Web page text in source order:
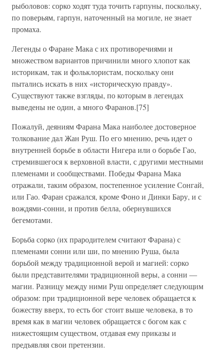
рыболовов: сорко ходят туда точить гарпуны, поскольку,
по поверьям, гарпун, наточенный на могиле, не знает
промаха.
Легенды о Фаране Мака с их противоречиями и
множеством вариантов причинили много хлопот как
историкам, так и фольклористам, поскольку они
пытались искать в них «историческую правду».
Существуют также взгляды, по которым в легендах
выведены не один, а много Фаранов.[75]
Пожалуй, деяниям Фарана Мака наиболее достоверное
толкование дал Жан Руш. По его мнению, речь идет о
внутренней борьбе в области Нигера или о борьбе Гао,
стремившегося к верховной власти, с другими местными
племенами и сообществами. Победы Фарана Мака
отражали, таким образом, постепенное усиление Сонгай,
или Гао. Фаран сражался, кроме Фоно и Динки Бару, и с
вождями-сонни, и против белла, обернувшихся
бегемотами.
Борьба сорко (их прародителем считают Фарана) с
племенами сонни или ши, по мнению Руша, была
борьбой между традиционной верой и магией: сорко
были представителями традиционной веры, а сонни —
магии. Разницу между ними Руш определяет следующим
образом: при традиционной вере человек обращается к
божеству вверх, то есть бог стоит выше человека, в то
время как в магии человек обращается с богом как с
нижестоящим существом, отдавая ему приказы и
предъявляя свои претензии.